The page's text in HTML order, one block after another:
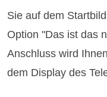
Sie auf dem
Option "Das ist das
Anschluss wird
dem Display des